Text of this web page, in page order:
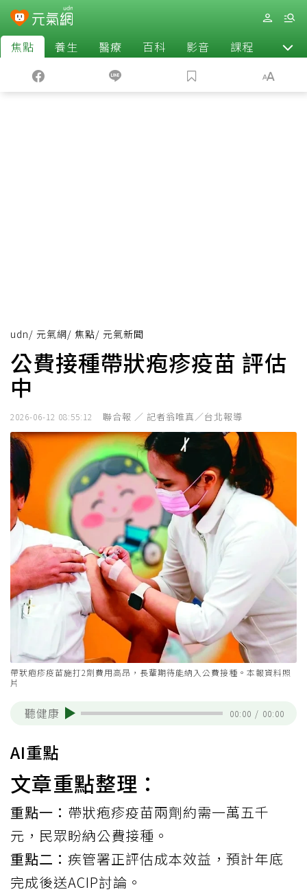
焦點 養生 醫療 百科 影音 課程 退休
udn/ 元氣網/ 焦點/ 元氣新聞
公費接種帶狀疱疹疫苗 評估
中
2026-06-12 08:55:12 聯合報 ／ 記者翁唯真／台北報導
帶狀疱疹疫苗施打2劑費用高昂，長輩期待能納入公費接種。本報資料照
片
聽健康 00:00 / 00:00
AI重點
文章重點整理：
重點一： 帶狀疱疹疫苗兩劑約需一萬五千
元，民眾盼納公費接種。
重點二： 疾管署正評估成本效益，預計年底
完成後送ACIP討論。